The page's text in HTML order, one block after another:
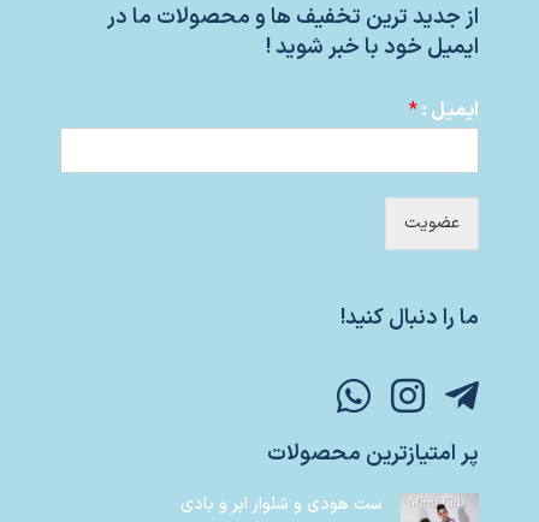
از جدید ترین تخفیف ها و محصولات ما در
ایمیل خود با خبر شوید !
ایمیل :*
عضویت
ما را دنبال کنید!
پر امتیازترین محصولات
ست هودی و شلوار ابر و بادی